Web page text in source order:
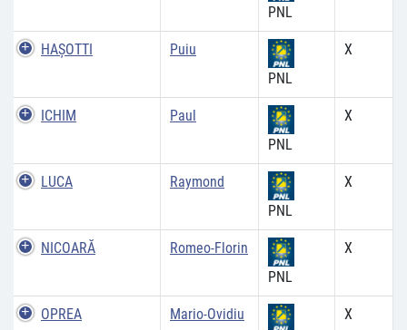
PNL
HAŞOTTI
Puiu
PNL
X
ICHIM
Paul
PNL
X
LUCA
Raymond
PNL
X
NICOARĂ
Romeo-Florin
PNL
X
OPREA
Mario-Ovidiu
X